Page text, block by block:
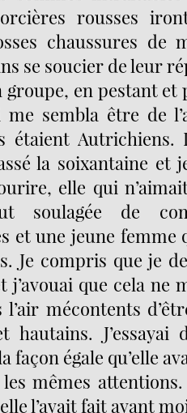
rousses
chaussures de
se soucier de leur
en pestant
sembla être de
étaient
la soixantaine et
elle qui
soulagée de
et une jeune femme
Je compris que je
j’avouai que cela ne
mécontents
hautains.
façon égale qu’elle
mêmes
l’avait fait avant